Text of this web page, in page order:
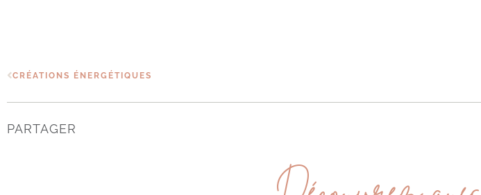
CRÉATIONS ÉNERGÉTIQUES
PARTAGER